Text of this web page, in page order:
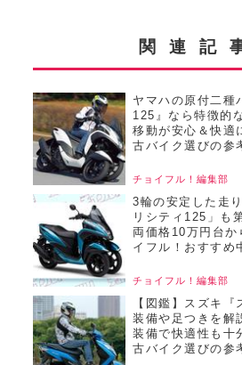
関連記
ヤマハの原付二種
125』なら特徴的
移動が安心＆快適
古バイク選びの参
チョイフル！編集部
3輪の安定した走
リシティ125」も
両価格10万円台か
イフル！おすすめ
チョイフル！編集部
【図鑑】スズキ
装備や足つきを解
装備で快適性も十
古バイク選びの参